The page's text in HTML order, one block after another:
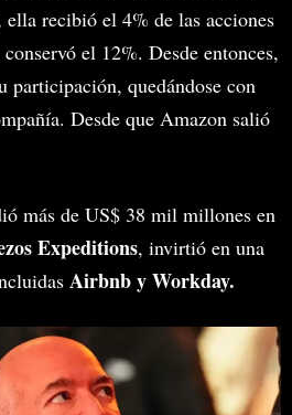
recibió el 4% de las acciones
el 12%. Desde entonces,
participación, quedándose con
Desde que Amazon salió
más de US$ 38 mil millones en
Expeditions, invirtió en una
Airbnb y Workday.